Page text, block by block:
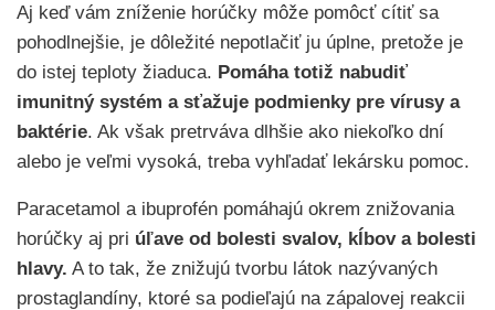
Aj keď vám zníženie horúčky môže pomôcť cítiť sa
pohodlnejšie, je dôležité nepotlačiť ju úplne, pretože je
do istej teploty žiaduca. Pomáha totiž nabudiť
imunitný systém a sťažuje podmienky pre vírusy a
baktérie. Ak však pretrváva dlhšie ako niekoľko dní
alebo je veľmi vysoká, treba vyhľadať lekársku pomoc.
Paracetamol a ibuprofén pomáhajú okrem znižovania
horúčky aj pri úľave od bolesti svalov, kĺbov a bolesti
hlavy. A to tak, že znižujú tvorbu látok nazývaných
prostaglandíny, ktoré sa podieľajú na zápalovej reakcii